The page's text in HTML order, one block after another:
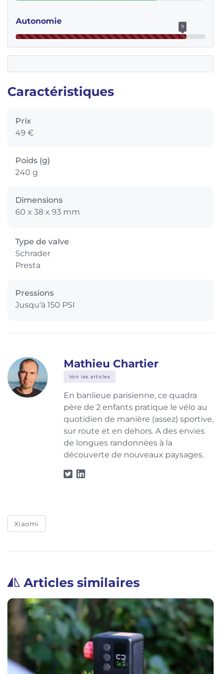
Autonomie
9
Caractéristiques
Prix
49 €
Poids (g)
240 g
Dimensions
60 x 38 x 93 mm
Type de valve
Schrader
Presta
Pressions
Jusqu'à 150 PSI
Mathieu Chartier
Voir les articles
En banlieue parisienne, ce quadra
père de 2 enfants pratique le vélo au
quotidien de manière (assez) sportive,
sur route et en dehors. A des envies
de longues randonnées à la
découverte de nouveaux paysages.
Xiaomi
Articles similaires